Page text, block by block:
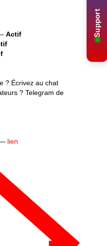
Support
Actif
? Écrivez au chat
? Telegram de
lien